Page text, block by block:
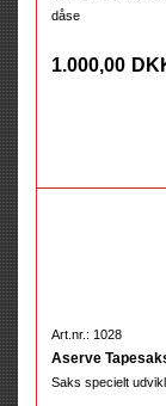
dåse
1.000,00
Art.nr.: 1028
Aserve
Saks specielt